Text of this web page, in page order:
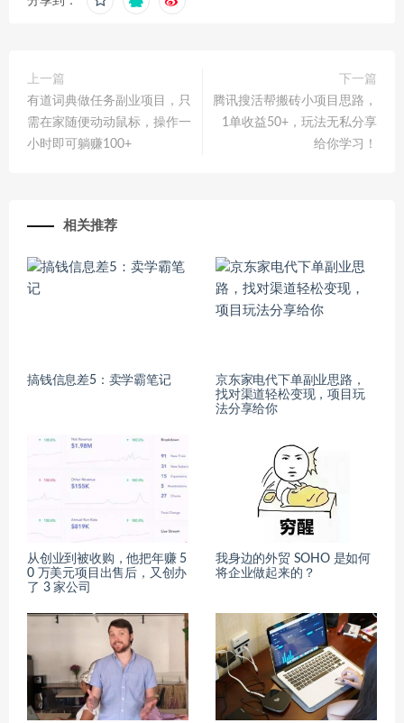
上一篇
有道词典做任务副业项目，只
需在家随便动动鼠标，操作一
小时即可躺赚100+
下一篇
腾讯搜活帮搬砖小项目思路，
1单收益50+，玩法无私分享
给你学习！
相关推荐
搞钱信息差5：卖学霸笔记
京东家电代下单副业思路，
找对渠道轻松变现，项目玩
法分享给你
从创业到被收购，他把年赚 5
0 万美元项目出售后，又创办
了 3 家公司
我身边的外贸 SOHO 是如何
将企业做起来的？